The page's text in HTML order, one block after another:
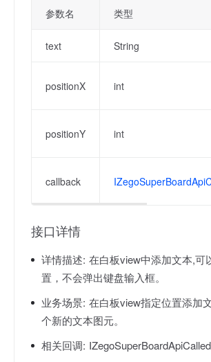
参数名 类型
text String
positionX int
positionY int
callback
接口详情
详情描述: 在白板view中添加文本,可
置，不会弹出键盘输入框。
业务场景: 在白板view指定位置添加
个新的文本图元。
相关回调: